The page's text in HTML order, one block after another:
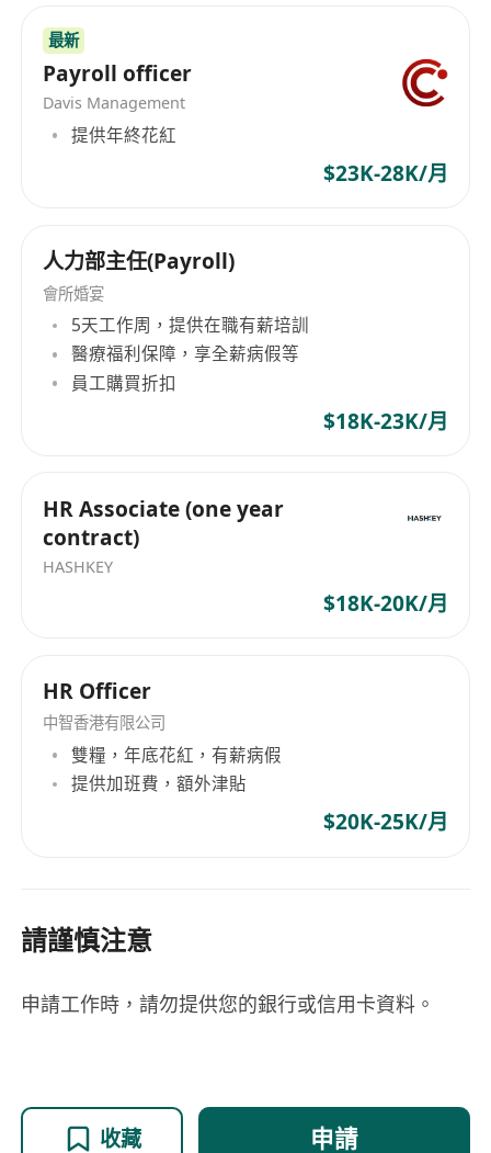
準、高效的雙向對接平台，助力金融科技行業人才
高品質發展與企業規模化升級。 Headquartered
operationally in Guangzhou, VU is a
professional information consulting and high-
end talent service enterprise deeply engaged in
the fintech sector. Focusing on core sectors
information consulting, industrial talent
allocation and high-end human resource
solutions for enterprises, and it commits to
delivering precise, tailor-made professional
services to financial institutions and tech
startups in the Guangdong-Hong Kong-Macao
Greater Bay Area as well as domestic and
consulting experience in Hong Kong and
mainland China’s financial and tech markets,
our team has thorough knowledge of the
business landscape, job frameworks and talent
enterprises’ demands for high-end recruitment
with career development aspirations of
professional elites. Supported by a
comprehensive network of industrial resources
and a mature service framework, VU takes
Guangzhou as its base, covers nationwide
corporate HR structure optimization, mid-to-
senior talent search and cross-border talent
service standards, we specialize in the vertical
performance two-way matching platform for
最新
Payroll officer
Davis Management
提供年終花紅
$23K-28K/月
人力部主任(Payroll)
會所婚宴
5天工作周，提供在職有薪培訓
醫療福利保障，享全薪病假等
員工購買折扣
$18K-23K/月
HR Associate (one year
contract)
HASHKEY
$18K-20K/月
HR Officer
中智香港有限公司
雙糧，年底花紅，有薪病假
提供加班費，額外津貼
$20K-25K/月
請謹慎注意
申請工作時，請勿提供您的銀行或信用卡資料。
收藏 申請